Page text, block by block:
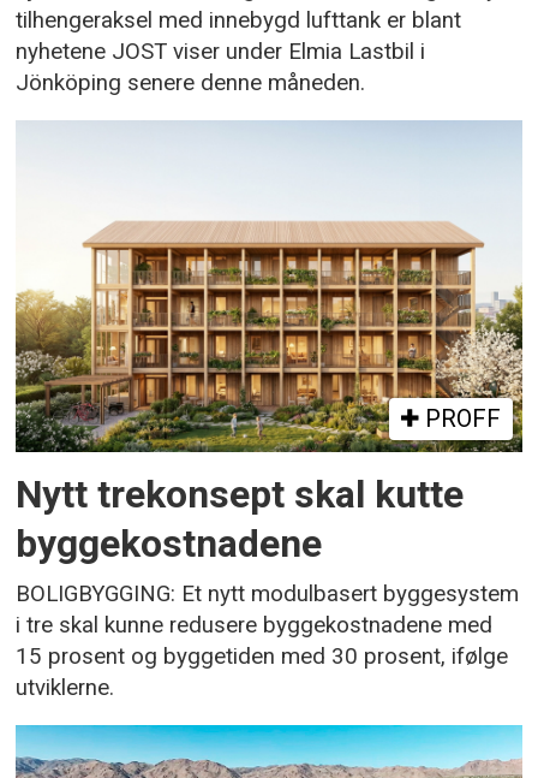
tilhengeraksel med innebygd lufttank er blant
nyhetene JOST viser under Elmia Lastbil i
Jönköping senere denne måneden.
PROFF
Nytt trekonsept skal kutte
byggekostnadene
BOLIGBYGGING: Et nytt modulbasert byggesystem
i tre skal kunne redusere byggekostnadene med
15 prosent og byggetiden med 30 prosent, ifølge
utviklerne.